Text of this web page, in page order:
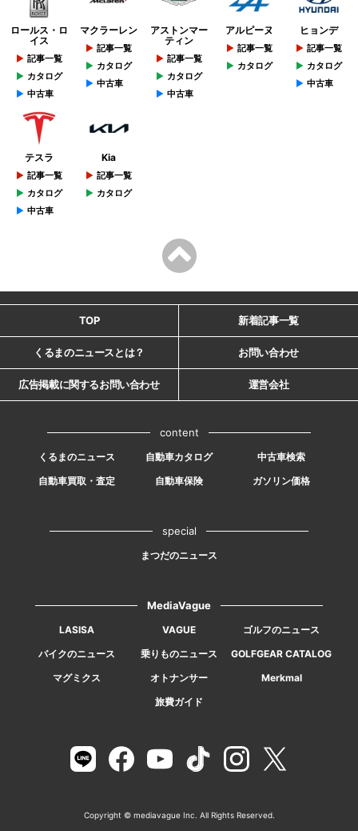
ロールス・ロ
イス
記事一覧
カタログ
中古車
マクラーレン
記事一覧
カタログ
中古車
アストンマー
ティン
記事一覧
カタログ
中古車
アルピーヌ
記事一覧
カタログ
ヒョンデ
記事一覧
カタログ
中古車
テスラ
記事一覧
カタログ
中古車
Kia
記事一覧
カタログ
TOP 新着記事一覧
くるまのニュースとは？ お問い合わせ
広告掲載に関するお問い合わせ 運営会社
content
くるまのニュース 自動車カタログ
中古車検索
自動車買取・査定
自動車保険 ガソリン価格
special
まつだのニュース
MediaVague
LASISA VAGUE
ゴルフのニュース
バイクのニュース
乗りものニュース
GOLFGEAR CATALOG
マグミクス
オトナンサー
Merkmal
旅費ガイド
Copyright © mediavague Inc. All Rights Reserved.